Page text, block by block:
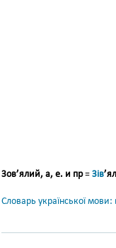
Зов’ялий, а, е. и пр= Зів
Словарь української